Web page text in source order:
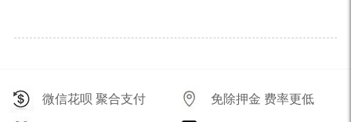
微信花呗 聚合支付 免除押金 费率更低